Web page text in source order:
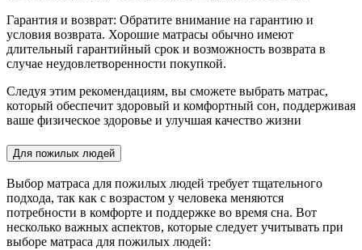
Гарантия и возврат: Обратите внимание на гарантию и
условия возврата. Хорошие матрасы обычно имеют
длительный гарантийный срок и возможность возврата в
случае неудовлетворенности покупкой.
Следуя этим рекомендациям, вы сможете выбрать матрас,
который обеспечит здоровый и комфортный сон, поддерживая
ваше физическое здоровье и улучшая качество жизни
Для пожилых людей
Выбор матраса для пожилых людей требует тщательного
подхода, так как с возрастом у человека меняются
потребности в комфорте и поддержке во время сна. Вот
несколько важных аспектов, которые следует учитывать при
выборе матраса для пожилых людей: